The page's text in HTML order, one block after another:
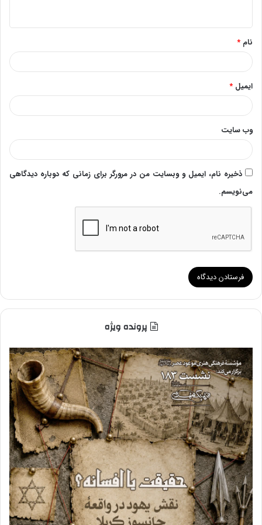
*
نام *
ایمیل *
وب‌ سایت
ذخیره نام، ایمیل و وبسایت من در مرورگر برای زمانی که دوباره دیدگاهی
می‌نویسم.
پرونده ویژه